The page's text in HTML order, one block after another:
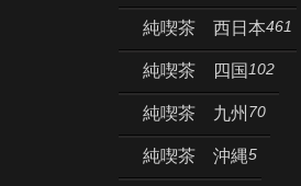
純喫茶 西日本461
純喫茶 四国 102
純喫茶 九州 70
純喫茶 沖縄5